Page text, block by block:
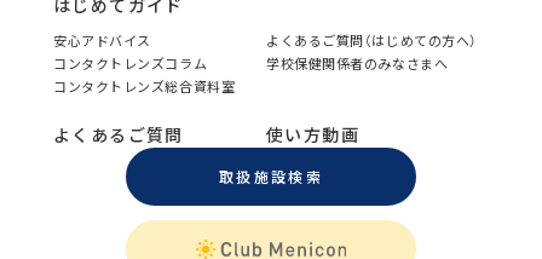
はじめてガイド
安心アドバイス
よくあるご質問（はじめての方へ）
コンタクトレンズコラム
学校保健関係者のみなさまへ
コンタクトレンズ総合資料室
よくあるご質問 使い方動画
取扱施設検索